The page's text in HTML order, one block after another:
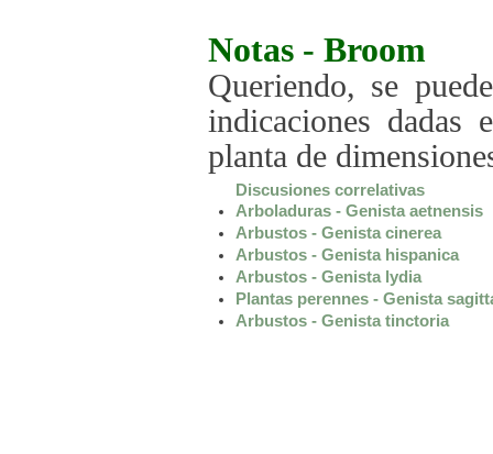
Notas - Broom
Queriendo, se
indicaciones dadas
planta de
Discusiones correlativas
Arboladuras - Genista aetnensis
Arbustos - Genista cinerea
Arbustos - Genista hispanica
Arbustos - Genista lydia
Plantas perennes - Genista
Arbustos - Genista tinctoria